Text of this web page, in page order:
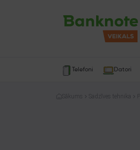
Telefoni Datori
Sākums Sadzīves tehnika